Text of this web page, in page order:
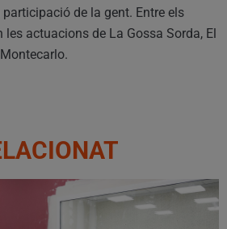
de la gent. Entre els
actuacions de La Gossa Sorda, El